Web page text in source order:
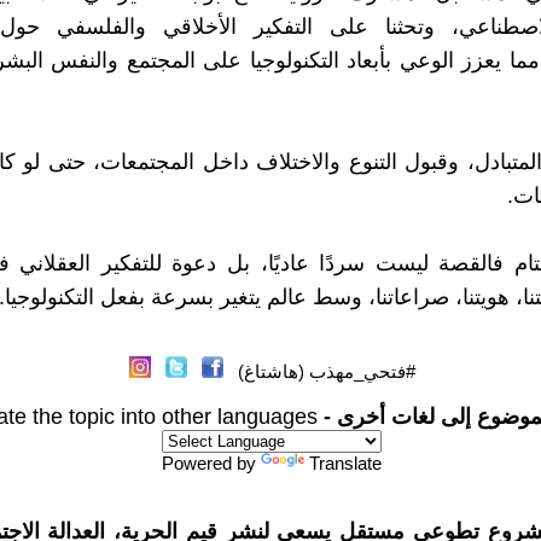
وتحثنا على التفكير الأخلاقي والفلسفي
يعزز الوعي بأبعاد التكنولوجيا على المجتمع والنفس
المتبادل، وقبول التنوع والاختلاف داخل المجتمعات، حتى
فالقصة ليست سردًا عاديًا، بل دعوة للتفكير العقلاني
هويتنا، صراعاتنا، وسط عالم يتغير بسرعة بفعل التكنولوجيا.
#فتحي_مهذب (هاشتاغ)
إلى لغات أخرى - the topic into other languages
Powered by Translate
تطوعي مستقل يسعى لنشر قيم الحرية، العدالة